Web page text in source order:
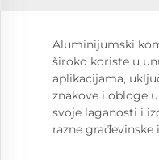
Aluminijumski
široko koriste u
aplikacijama,
znakove i obloge
svoje laganosti i
razne